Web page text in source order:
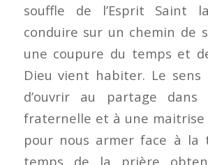
souffle de l’Esprit Saint
conduire sur un chemin de
une coupure du temps et
Dieu vient habiter. Le sens
d’ouvrir au partage dans
fraternelle et à une maitrise
pour nous armer face à la
temps de la prière